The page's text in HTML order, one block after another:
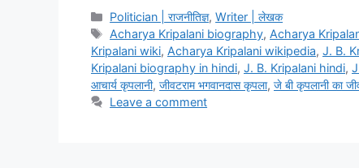
Categories
Politician | राजनीतिज्ञ,Writer | लेखक
Tags
Acharya Kripalani biography, Acharya
Kripalani wiki, Acharya Kripalani wikipedia, J. B.
Kripalani biography in hindi, J. B. Kripalani hindi,
आचार्य कृपलानी, जीवटराम भगवानदास कृपला, जे बी कृपलानी का
Leave a comment